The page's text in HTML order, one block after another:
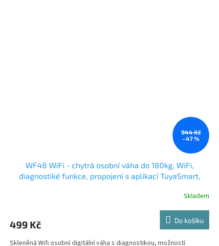
944 Kč
–47 %
WF48 WiFi - chytrá osobní váha do 180kg, WiFi,
diagnostiké funkce, propojení s aplikací TuyaSmart,
Skladem
499 Kč Do košíku
Skleněná Wifi osobní digitální váha s diagnostikou, možností